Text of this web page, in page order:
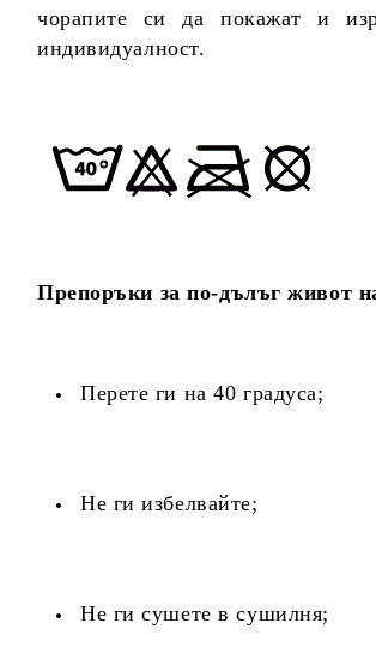
чорапите си да покажат и
индивидуалност.
Препоръки за по-дълъг живот
Перете ги на 40 градуса;
Не ги избелвайте;
Не ги сушете в сушилня;